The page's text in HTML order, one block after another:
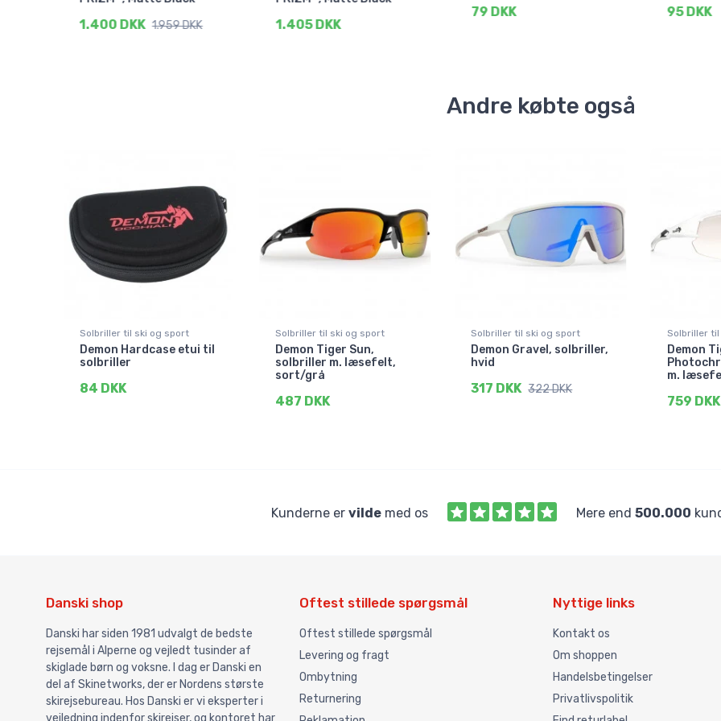
1.400 DKK 1.959 DKK 1.405 DKK
79 DKK 95 DKK
Andre købte også
Solbriller til ski og sport
Demon Hardcase etui til
solbriller
84 DKK
Solbriller til ski og sport
Demon Tiger Sun,
solbriller m. læsefelt,
sort/grå
487 DKK
Solbriller til ski og sport
Demon Gravel, solbriller,
hvid
317 DKK 322 DKK
Solbriller
Demon
m.
759 DKK
Kunderne er vildemed os Mere end 500.000
Danski shop
Danski har siden 1981 udvalgt de bedste
rejsemål i Alperne og vejledt tusinder af
skiglade børn og voksne. I dag er Danski en
del af Skinetworks, der er Nordens største
skirejsebureau. Hos Danski er vi eksperter i
vejledning indenfor skirejser, og kontoret har
Oftest stillede spørgsmål
Oftest stillede spørgsmål
Levering og fragt
Ombytning
Returnering
Nyttige links
Kontakt os
Om shoppen
Handelsbetingelser
Privatlivspolitik